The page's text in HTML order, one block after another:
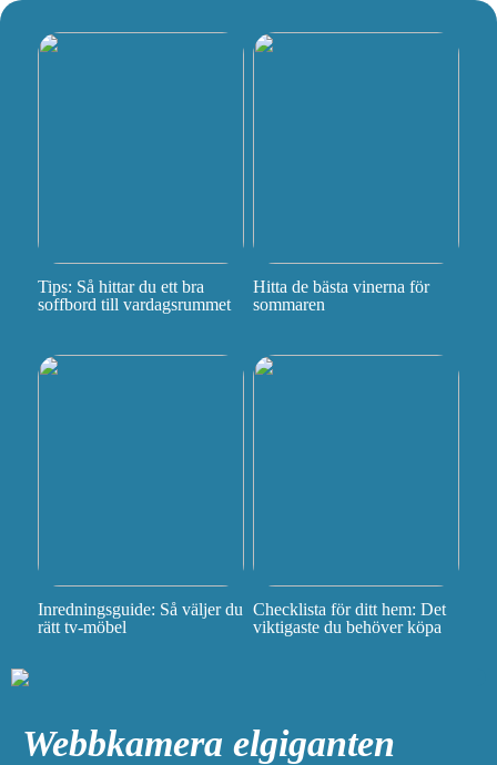
Tips: Så hittar du ett bra
soffbord till vardagsrummet
Hitta de bästa vinerna för
sommaren
Inredningsguide: Så väljer du
rätt tv-möbel
Checklista för ditt hem: Det
viktigaste du behöver köpa
Webbkamera elgiganten